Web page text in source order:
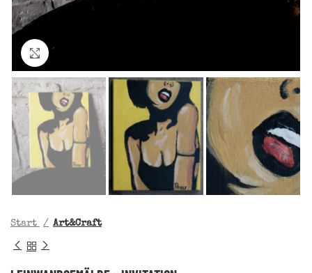
Start Art&Craft